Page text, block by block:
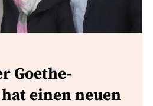
Goethe-
einen neuen